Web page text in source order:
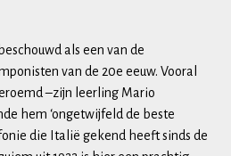
als een van de
van de 20e eeuw. Vooral
–zijn leerling Mario
hem ‘ongetwijfeld de beste
die Italië gekend heeft sinds de